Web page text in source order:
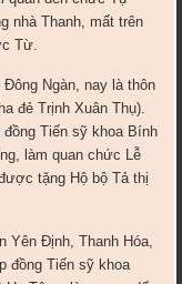
nhà Thanh, mất trên
Từ.
Ngàn, nay là thôn
đẻ Trịnh Xuân Thụ).
Tiến sỹ khoa Bính
làm quan chức Lễ
tặng Hộ bộ Tả thị
Yên Định, Thanh Hóa,
đồng Tiến sỹ khoa